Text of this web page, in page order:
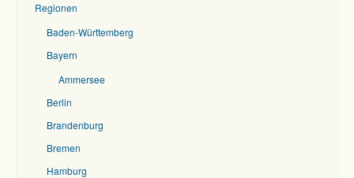
Regionen
Baden-Württemberg
Bayern
Ammersee
Berlin
Brandenburg
Bremen
Hamburg